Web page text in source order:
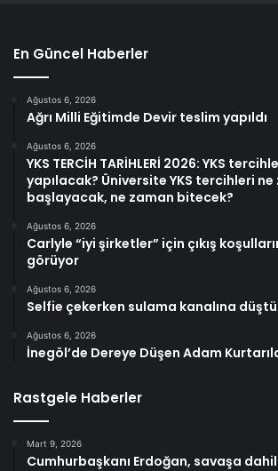
En Güncel Haberler
Ağustos 6, 2026
Ağrı Milli Eğitimde Devir teslim yapıldı
Ağustos 6, 2026
YKS TERCİH TARİHLERİ 2026: YKS
yapılacak? Üniversite YKS tercihleri
başlayacak, ne zaman bitecek?
Ağustos 6, 2026
Carlyle “iyi şirketler” için çıkış
görüyor
Ağustos 6, 2026
Selfie çekerken sulama kanalına düştü
Ağustos 6, 2026
İnegöl’de Dereye Düşen Adam
Rastgele Haberler
Mart 9, 2026
Cumhurbaşkanı Erdoğan, savaşa